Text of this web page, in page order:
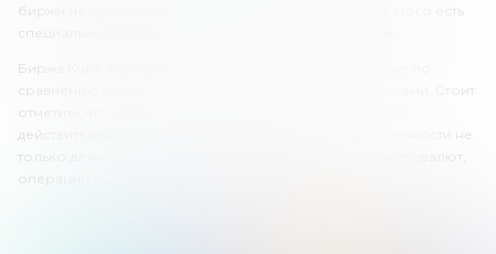
биржи на криптовалютный кошелек и обратно. Для этого есть
специальный сервис обработки платежей Kuna Code.
Биржа Kuna выглядит достаточно прогрессивной даже по
сравнению со многими известными на весь мир биржами. Стоит
отметить, что в плане прогресса разработчики Kuna.io
действительно хорошо поработали. Здесь есть возможности не
только для удобного обмена, но и для хранения криптовалют,
операций с цифровыми активами и т.д.